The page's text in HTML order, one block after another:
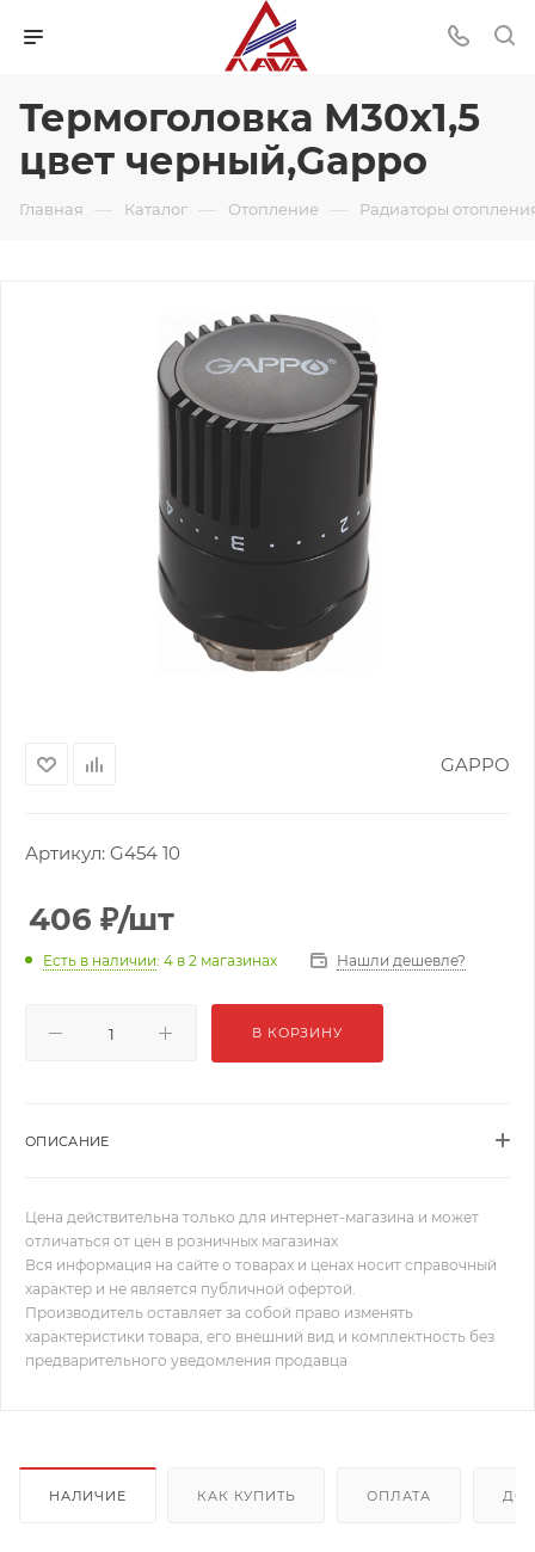
Термоголовка М30х1,5
цвет черный,Gappo
Главная — Каталог — Отопление — Радиаторы
GAPPO
Артикул: G454 10
406 ₽/шт
Есть в наличии: 4 в 2 магазинах Нашли дешевле?
В КОРЗИНУ
ОПИСАНИЕ
Цена действительна только для интернет-магазина и может
отличаться от цен в розничных магазинах
Вся информация на сайте о товарах и ценах носит справочный
характер и не является публичной офертой.
Производитель оставляет за собой право изменять
характеристики товара, его внешний вид и комплектность без
предварительного уведомления продавца
НАЛИЧИЕ КАК КУПИТЬ ОПЛАТА